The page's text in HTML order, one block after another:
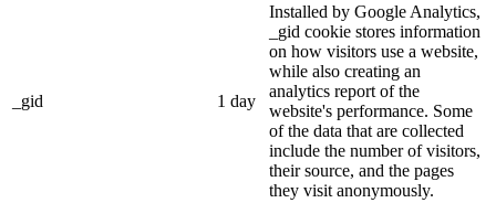
_gid 1 day
Installed by Google Analytics,
_gid cookie stores information
on how visitors use a website,
while also creating an
analytics report of the
website's performance. Some
of the data that are collected
include the number of visitors,
their source, and the pages
they visit anonymously.